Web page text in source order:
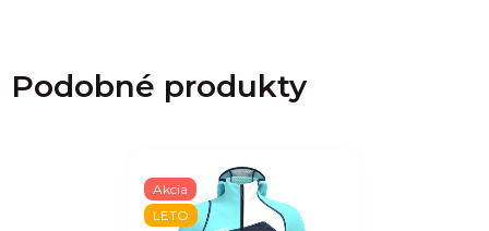
Podobné produkty
Akcia
LETO